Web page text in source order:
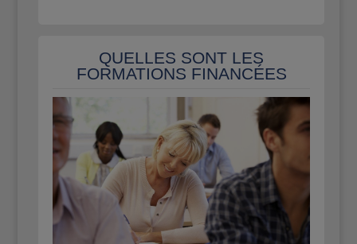
QUELLES SONT LES
FORMATIONS FINANCÉES